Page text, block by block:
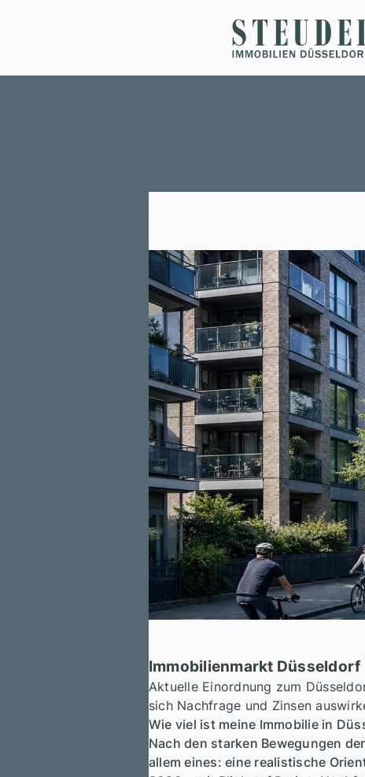
Immobilienmarkt
Aktuelle Einordnung zum
sich Nachfrage und Zinsen
Wie viel ist meine Immobilie in
Nach den starken Bewegungen
allem eines: eine realistische